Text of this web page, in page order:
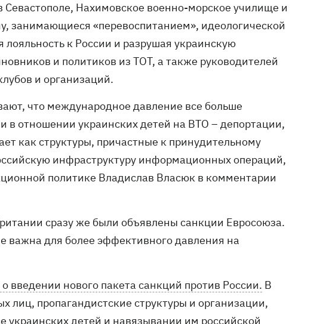
Нахимовское военно-морское училище и
занимающиеся «перевоспитанием», идеологической
к России и разрушая украинскую
и политиков из ТОТ, а также руководителей
и организаций.
что международное давление все больше
в отношении украинских детей на ВТО – депортации,
как структуры, причастные к принудительному
инфраструктуру информационных операций,
политике Владислав Власюк в комментарии
сразу же были объявлены санкции Евросоюза.
важна для более эффективного давления на
введении нового пакета санкций против России. В
лиц, пропагандистские структуры и организации,
украинских детей и навязывании им российской